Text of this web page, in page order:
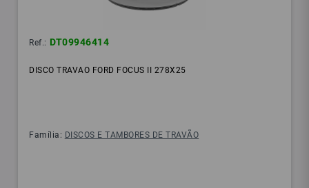
Ref.: DT09946414
DISCO TRAVAO FORD FOCUS II 278X25
Família: DISCOS E TAMBORES DE TRAVÃO